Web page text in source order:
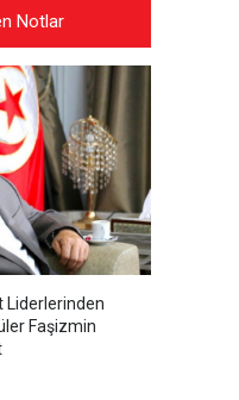
Notlar
Liderlerinden
Faşizmin